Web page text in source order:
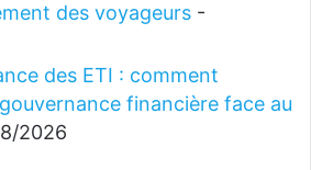
des voyageurs -
des ETI : comment
financière face au
2026